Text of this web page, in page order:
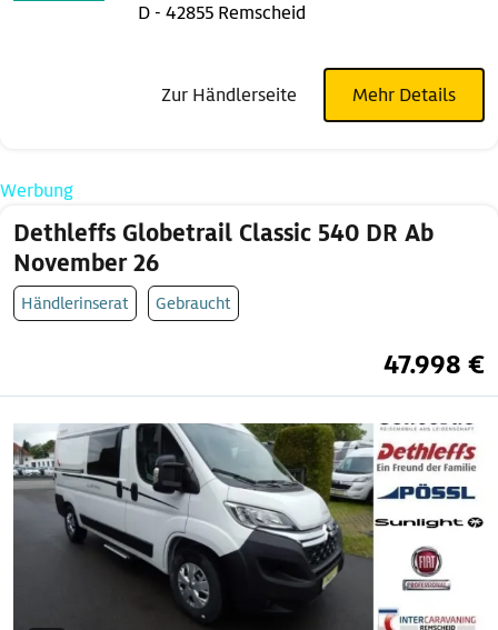
D - 42855 Remscheid
Zur Händlerseite Mehr Details
Werbung
Dethleffs Globetrail Classic 540 DR Ab
November 26
Händlerinserat Gebraucht
47.998 €